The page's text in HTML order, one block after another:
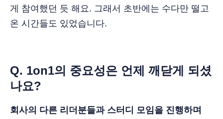
게 참여했던 듯 해요. 그래서 초반에는 수다만 떨고
온 시간들도 있었습니다.
Q. 1on1의 중요성은 언제 깨닫게 되셨
나요?
회사의 다른 리더분들과 스터디 모임을 진행하며